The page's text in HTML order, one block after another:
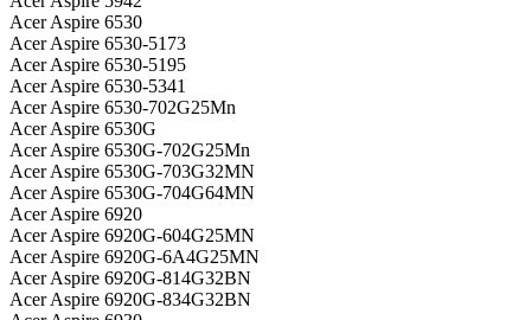
Acer Aspire 6530
Acer Aspire 6530-5173
Acer Aspire 6530-5195
Acer Aspire 6530-5341
Acer Aspire 6530-702G25Mn
Acer Aspire 6530G
Acer Aspire 6530G-702G25Mn
Acer Aspire 6530G-703G32MN
Acer Aspire 6530G-704G64MN
Acer Aspire 6920
Acer Aspire 6920G-604G25MN
Acer Aspire 6920G-6A4G25MN
Acer Aspire 6920G-814G32BN
Acer Aspire 6920G-834G32BN